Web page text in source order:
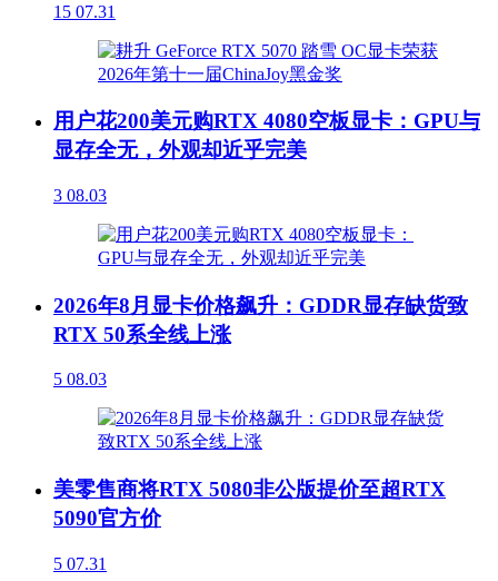
15 07.31
用户花200美元购RTX 4080空板显卡：GPU与
显存全无，外观却近乎完美
3 08.03
2026年8月显卡价格飙升：GDDR显存缺货致
RTX 50系全线上涨
5 08.03
美零售商将RTX 5080非公版提价至超RTX
5090官方价
5 07.31